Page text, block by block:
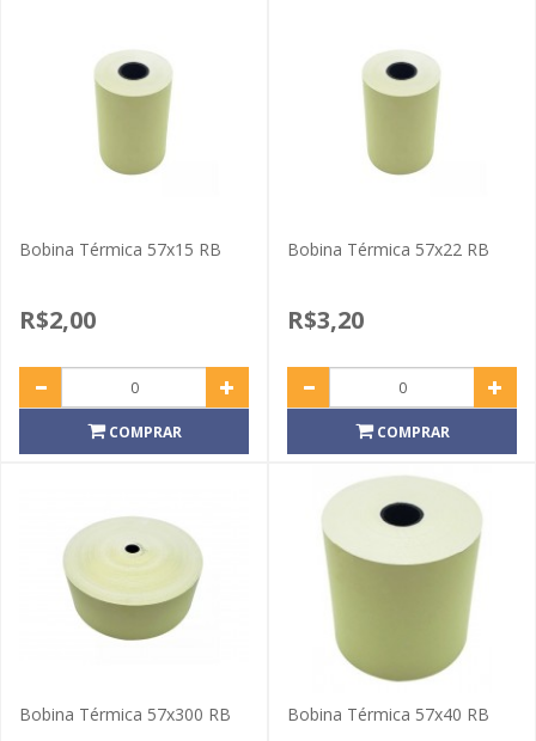
Bobina Térmica 57x15 RB
R$2,00
COMPRAR
Bobina Térmica 57x22 RB
R$3,20
COMPRAR
Bobina Térmica 57x300 RB Bobina Térmica 57x40 RB